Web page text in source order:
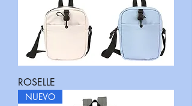
ROSELLE
NUEVO